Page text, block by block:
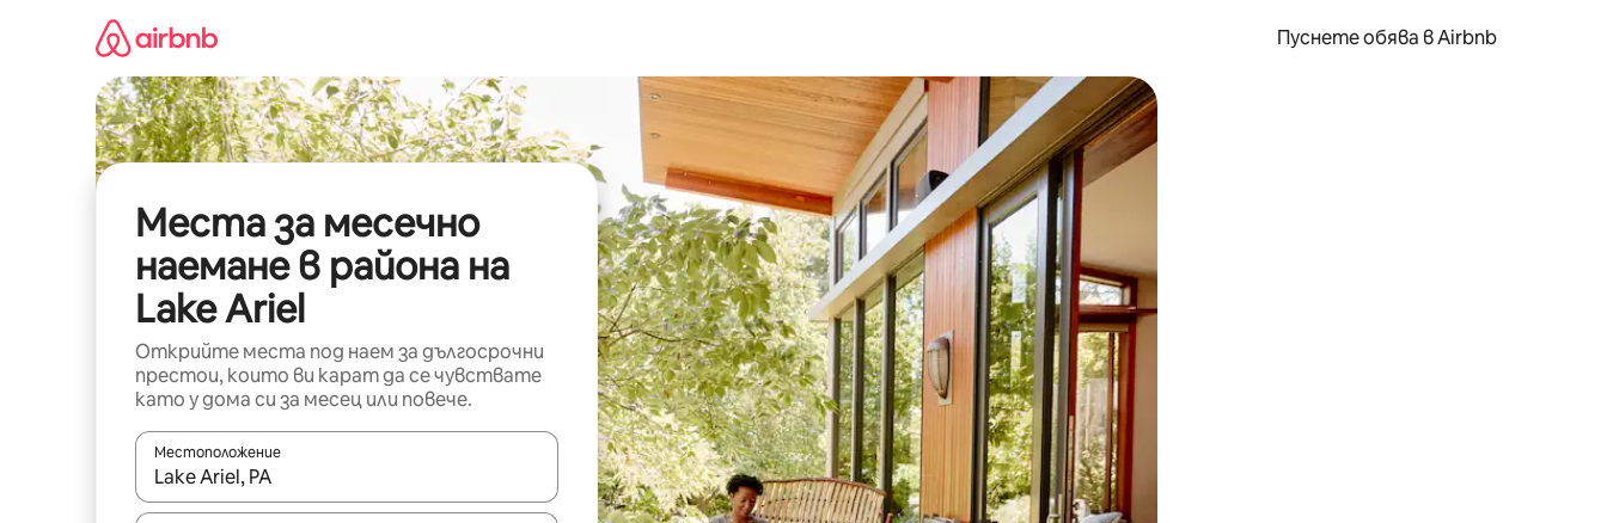
съдържанието
Пуснете обява в Airbnb
Места за месечно
наемане в района на
Lake Ariel
Открийте места под наем за дългосрочни
престои, които ви карат да се чувствате
като у дома си за месец или повече.
Местоположение
Когато резултатите се покажат, използвайте клавишите със стрелки нагоре и надолу или навигирайте с докосване или плъзгане.